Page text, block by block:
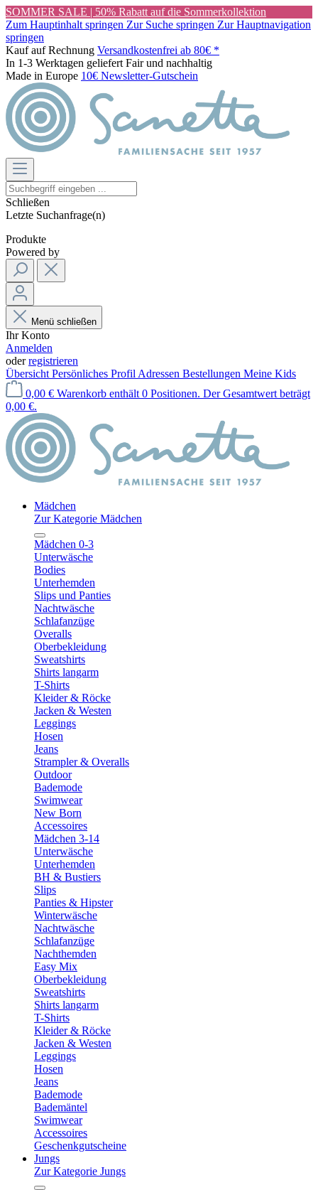
SOMMER SALE | 50% Rabatt auf die Sommerkollektion
Zum Hauptinhalt springen Zur Suche springen Zur Hauptnavigation
springen
Kauf auf Rechnung Versandkostenfrei ab 80€ *
In 1-3 Werktagen geliefert Fair und nachhaltig
Made in Europe 10€ Newsletter-Gutschein
Schließen
Letzte Suchanfrage(n)
Produkte
Powered by
Menü schließen
Ihr Konto
Anmelden
oderregistrieren
Übersicht Persönliches Profil Adressen Bestellungen Meine Kids
0,00 € Warenkorb enthält 0 Positionen. Der Gesamtwert beträgt
0,00 €.
Mädchen
Zur Kategorie Mädchen
Mädchen 0-3
Unterwäsche
Bodies
Unterhemden
Slips und Panties
Nachtwäsche
Schlafanzüge
Overalls
Oberbekleidung
Sweatshirts
Shirts langarm
T-Shirts
Kleider & Röcke
Jacken & Westen
Leggings
Hosen
Jeans
Strampler & Overalls
Outdoor
Bademode
Swimwear
New Born
Accessoires
Mädchen 3-14
Unterwäsche
Unterhemden
BH & Bustiers
Slips
Panties & Hipster
Winterwäsche
Nachtwäsche
Schlafanzüge
Nachthemden
Easy Mix
Oberbekleidung
Sweatshirts
Shirts langarm
T-Shirts
Kleider & Röcke
Jacken & Westen
Leggings
Hosen
Jeans
Bademode
Bademäntel
Swimwear
Accessoires
Geschenkgutscheine
Jungs
Zur Kategorie Jungs